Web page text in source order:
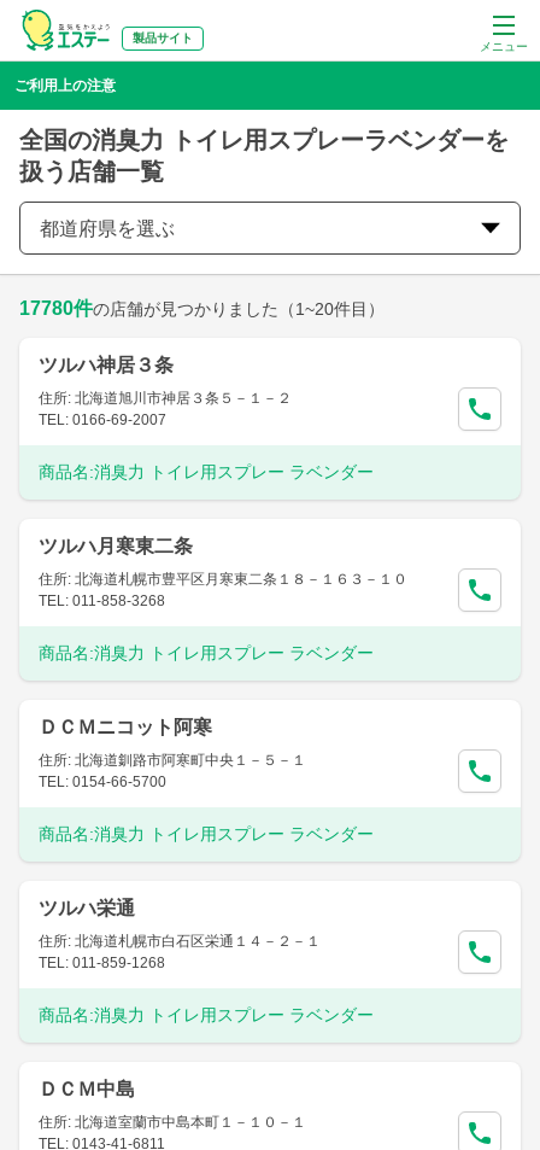
メニュー
製品サイト
ご利用上の注意
全国の消臭力 トイレ用スプレーラベンダーを
扱う店舗一覧
都道府県を選ぶ
17780件の店舗が見つかりました （1~20件目）
ツルハ神居３条
住所: 北海道旭川市神居３条５－１－２
TEL: 0166-69-2007
商品名:消臭力 トイレ用スプレー ラベンダー
ツルハ月寒東二条
住所: 北海道札幌市豊平区月寒東二条１８－１６３－１０
TEL: 011-858-3268
商品名:消臭力 トイレ用スプレー ラベンダー
ＤＣＭニコット阿寒
住所: 北海道釧路市阿寒町中央１－５－１
TEL: 0154-66-5700
商品名:消臭力 トイレ用スプレー ラベンダー
ツルハ栄通
住所: 北海道札幌市白石区栄通１４－２－１
TEL: 011-859-1268
商品名:消臭力 トイレ用スプレー ラベンダー
ＤＣＭ中島
住所: 北海道室蘭市中島本町１－１０－１
TEL: 0143-41-6811